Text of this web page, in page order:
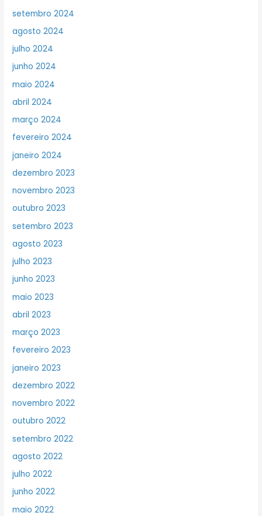
setembro 2024
agosto 2024
julho 2024
junho 2024
maio 2024
abril 2024
março 2024
fevereiro 2024
janeiro 2024
dezembro 2023
novembro 2023
outubro 2023
setembro 2023
agosto 2023
julho 2023
junho 2023
maio 2023
abril 2023
março 2023
fevereiro 2023
janeiro 2023
dezembro 2022
novembro 2022
outubro 2022
setembro 2022
agosto 2022
julho 2022
junho 2022
maio 2022